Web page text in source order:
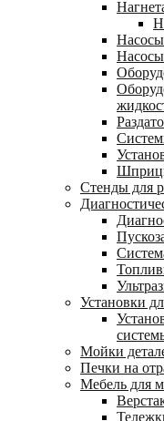
Насосы
Стенды для
Установки
Мойки
Печки на
Мебель для